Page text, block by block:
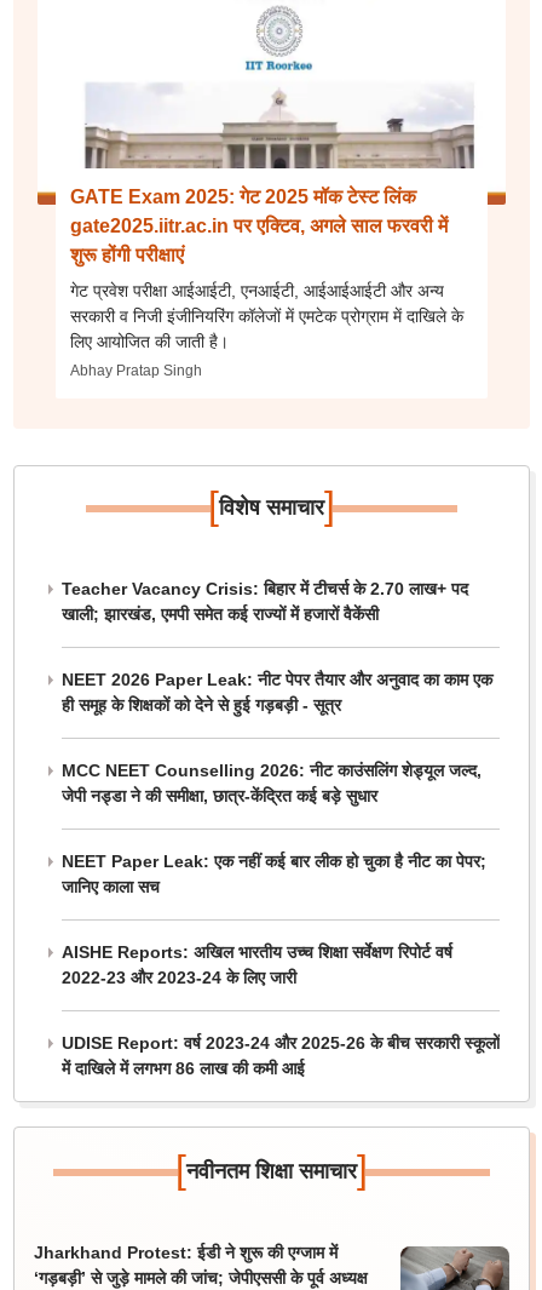
GATE Exam 2025: गेट 2025 मॉक टेस्ट लिंक
gate2025.iitr.ac.in पर एक्टिव, अगले साल फरवरी में
शुरू होंगी परीक्षाएं
गेट प्रवेश परीक्षा आईआईटी, एनआईटी, आईआईआईटी और अन्य
सरकारी व निजी इंजीनियरिंग कॉलेजों में एमटेक प्रोग्राम में दाखिले के
लिए आयोजित की जाती है।
Abhay Pratap Singh
[विशेष समाचार]
Teacher Vacancy Crisis: बिहार में टीचर्स के 2.70 लाख+ पद
खाली; झारखंड, एमपी समेत कई राज्यों में हजारों वैकेंसी
NEET 2026 Paper Leak: नीट पेपर तैयार और अनुवाद का काम एक
ही समूह के शिक्षकों को देने से हुई गड़बड़ी - सूत्र
MCC NEET Counselling 2026: नीट काउंसलिंग शेड्यूल जल्द,
जेपी नड्डा ने की समीक्षा, छात्र-केंद्रित कई बड़े सुधार
NEET Paper Leak: एक नहीं कई बार लीक हो चुका है नीट का पेपर;
जानिए काला सच
AISHE Reports: अखिल भारतीय उच्च शिक्षा सर्वेक्षण रिपोर्ट वर्ष
2022-23 और 2023-24 के लिए जारी
UDISE Report: वर्ष 2023-24 और 2025-26 के बीच सरकारी स्कूलों
में दाखिले में लगभग 86 लाख की कमी आई
[नवीनतम शिक्षा समाचार]
Jharkhand Protest: ईडी ने शुरू की एग्जाम में
‘गड़बड़ी’ से जुड़े मामले की जांच; जेपीएससी के पूर्व अध्यक्ष